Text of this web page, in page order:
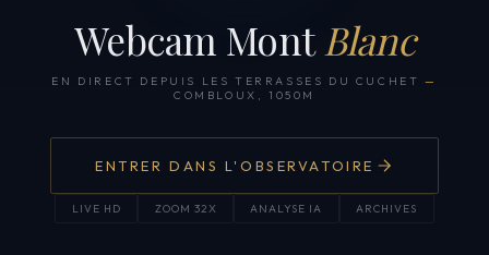
Webcam Mont Blanc
EN DIRECT DEPUIS LES TERRASSES DU CUCHET —
COMBLOUX, 1050M
ENTRER DANS L'OBSERVATOIRE
LIVE HD ZOOM 32X ANALYSE IA ARCHIVES